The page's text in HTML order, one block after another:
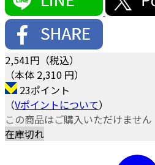
2,541円（税込）
（本体 2,310 円）
23ポイント
（Vポイントについて）
この商品はご購入いただけません
在庫切れ